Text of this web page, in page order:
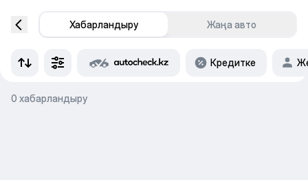
Хабарландыру Жаңа авто
Кредитке
0 хабарландыру